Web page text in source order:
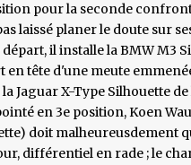
pour la seconde
laissé planer le doute sur
il installe la BMW M3
en tête d'une meute
Jaguar X-Type Silhouette
en 3e position, Koen
doit malheureusdement
différentiel en rade ; le